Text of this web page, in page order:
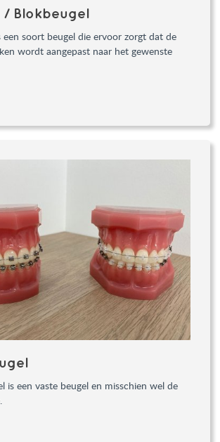
Blokbeugel
een soort beugel die ervoor zorgt dat de
wordt aangepast naar het gewenste
is een vaste beugel en misschien wel de